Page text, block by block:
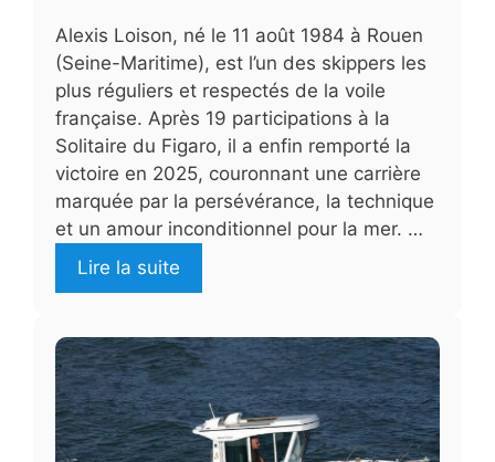
Alexis Loison, né le 11 août 1984 à Rouen
(Seine-Maritime), est l’un des skippers les
plus réguliers et respectés de la voile
française. Après 19 participations à la
Solitaire du Figaro, il a enfin remporté la
victoire en 2025, couronnant une carrière
marquée par la persévérance, la technique
et un amour inconditionnel pour la mer. …
Lire la suite